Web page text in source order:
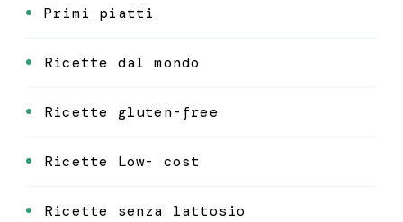
Primi piatti
Ricette dal mondo
Ricette gluten-free
Ricette Low- cost
Ricette senza lattosio